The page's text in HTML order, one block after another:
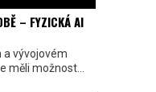
– FYZICKÁ AI
a vývojovém
měli možnost...